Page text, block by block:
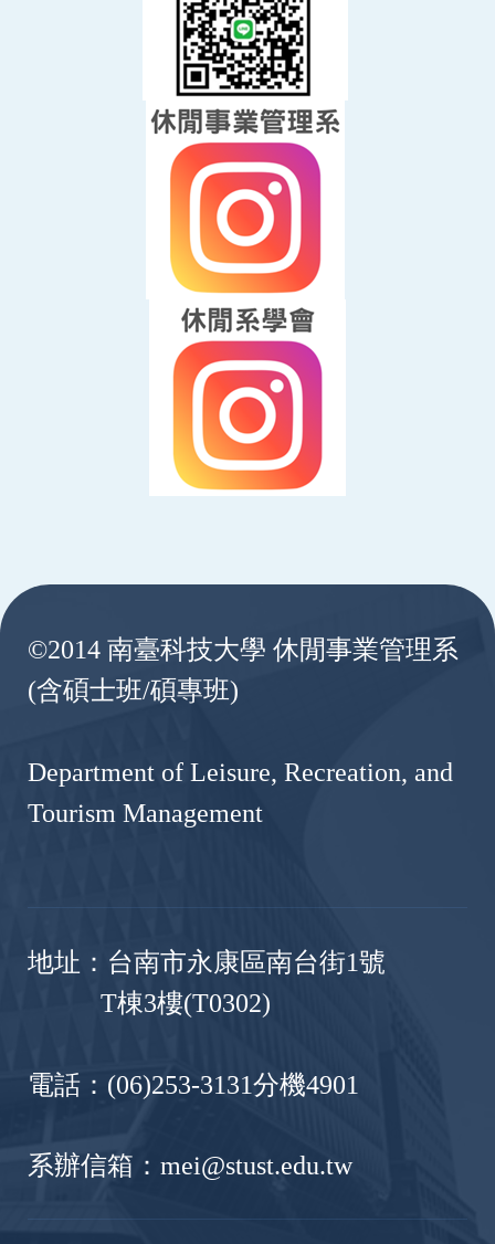
©2014 南臺科技大學 休閒事業管理系
(含碩士班/碩專班)
Department of Leisure, Recreation, and
Tourism Management
地址：台南市永康區南台街1號
T棟3樓(T0302)
電話：(06)253-3131分機4901
系辦信箱：mei@stust.edu.tw